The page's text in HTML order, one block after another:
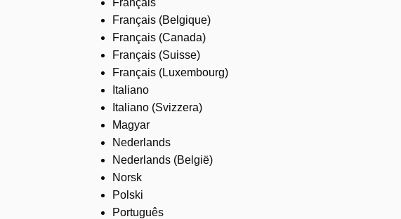
Français
Français (Belgique)
Français (Canada)
Français (Suisse)
Français (Luxembourg)
Italiano
Italiano (Svizzera)
Magyar
Nederlands
Nederlands (België)
Norsk
Polski
Português